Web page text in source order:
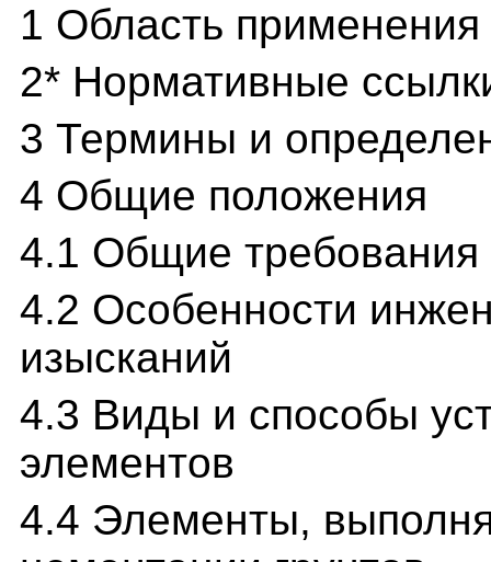
1 Область применения
2* Нормативные
3 Термины и
4 Общие положения
4.1 Общие требования
4.2 Особенности
изысканий
4.3 Виды и способы
элементов
4.4 Элементы,